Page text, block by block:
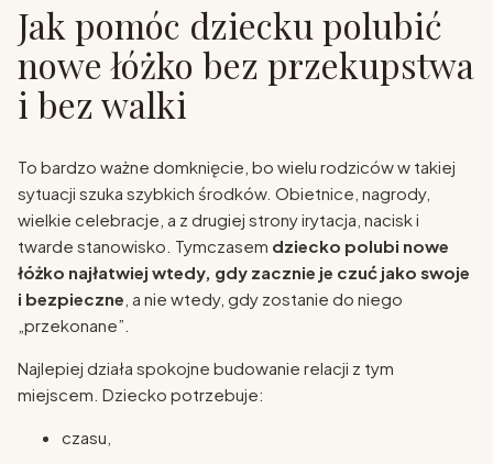
Jak pomóc dziecku polubić
nowe łóżko bez przekupstwa
i bez walki
To bardzo ważne domknięcie, bo wielu rodziców w takiej
sytuacji szuka szybkich środków. Obietnice, nagrody,
wielkie celebracje, a z drugiej strony irytacja, nacisk i
twarde stanowisko. Tymczasem dziecko polubi nowe
łóżko najłatwiej wtedy, gdy zacznie je czuć jako swoje
i bezpieczne , a nie wtedy, gdy zostanie do niego
„przekonane”.
Najlepiej działa spokojne budowanie relacji z tym
miejscem. Dziecko potrzebuje:
czasu,